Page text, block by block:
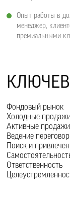
Опыт работы в
менеджер,
премиальными
Фондовый рынок
Холодные
Активные продажи
Ведение
Поиск и
Ответственность